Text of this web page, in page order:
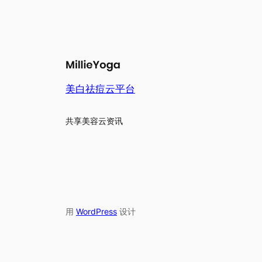
美白祛痘云平台
共享美容云资讯
用 WordPress 设计